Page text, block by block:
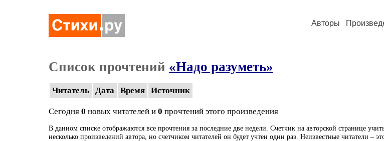
Авторы
Список прочтений «Надо разуметь»
Читатель Дата Время Источник
Сегодня 0 новых читателей и 0 прочтений этого произведения
В данном списке отображаются все прочтения за последние две недели. Счетчик на авторской странице
несколько произведений автора, но счетчиком читателей он будет учтен один раз. Неизвестные читатели –